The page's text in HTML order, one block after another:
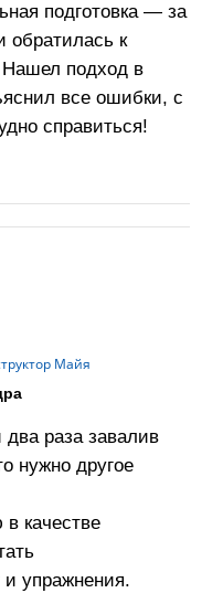
подготовка — за
обратилась к
подход в
все ошибки, с
справиться!
Майя
раза завалив
нужно другое
качестве
упражнения.